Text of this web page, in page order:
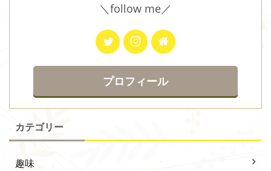
＼follow me／
プロフィール
カテゴリー
趣味